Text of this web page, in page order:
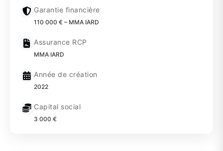
Garantie financière
110 000 € – MMA IARD
Assurance RCP
MMA IARD
Année de création
2022
Capital social
3 000 €